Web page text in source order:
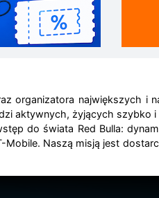
organizatora największych i
aktywnych, żyjących szybko
do świata Red Bulla:
Naszą misją jest